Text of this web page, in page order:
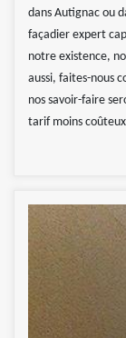
dans Autignac ou
façadier expert
notre existence,
aussi, faites-nous
nos savoir-faire
tarif moins